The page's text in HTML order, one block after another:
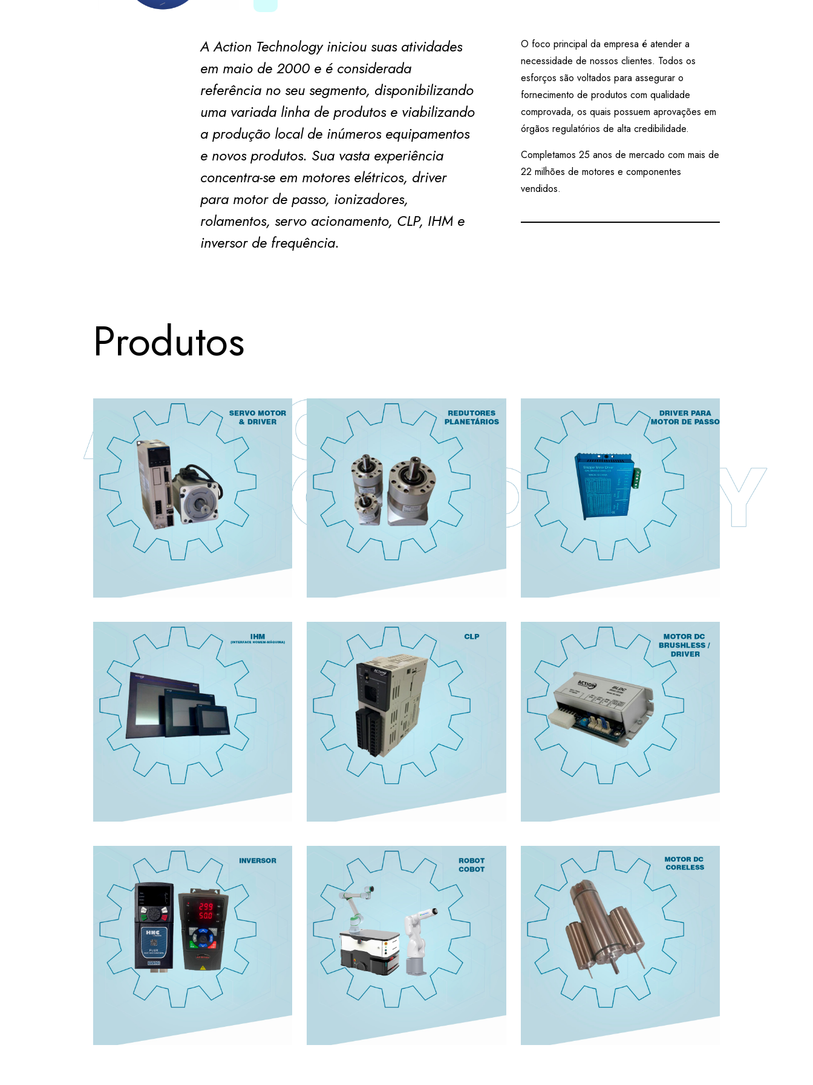
A Action Technology iniciou suas atividades
em maio de 2000 e é considerada
referência no seu segmento, disponibilizando
uma variada linha de produtos e viabilizando
a produção local de inúmeros equipamentos
e novos produtos. Sua vasta experiência
concentra-se em motores elétricos, driver
para motor de passo, ionizadores,
rolamentos, servo acionamento, CLP, IHM e
inversor de frequência.
O foco principal da empresa é atender a
necessidade de nossos clientes. Todos os
esforços são voltados para assegurar o
fornecimento de produtos com qualidade
comprovada, os quais possuem aprovações em
órgãos regulatórios de alta credibilidade.
Completamos 25 anos de mercado com mais de
22 milhões de motores e componentes
vendidos.
Produtos